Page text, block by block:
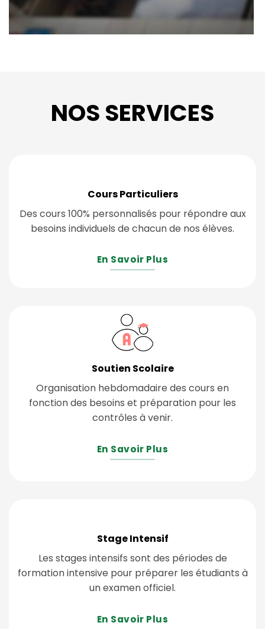
NOS SERVICES
Cours Particuliers
Des cours 100% personnalisés pour répondre aux
besoins individuels de chacun de nos élèves.
En Savoir Plus
Soutien Scolaire
Organisation hebdomadaire des cours en
fonction des besoins et préparation pour les
contrôles à venir.
En Savoir Plus
Stage Intensif
Les stages intensifs sont des périodes de
formation intensive pour préparer les étudiants à
un examen officiel.
En Savoir Plus